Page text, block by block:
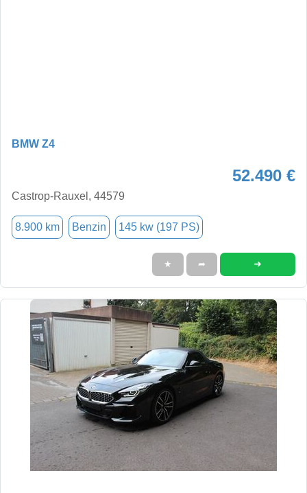
BMW Z4
52.490 €
Castrop-Rauxel, 44579
8.900 km Benzin 145 kw (197 PS)
★ ➦ ➜